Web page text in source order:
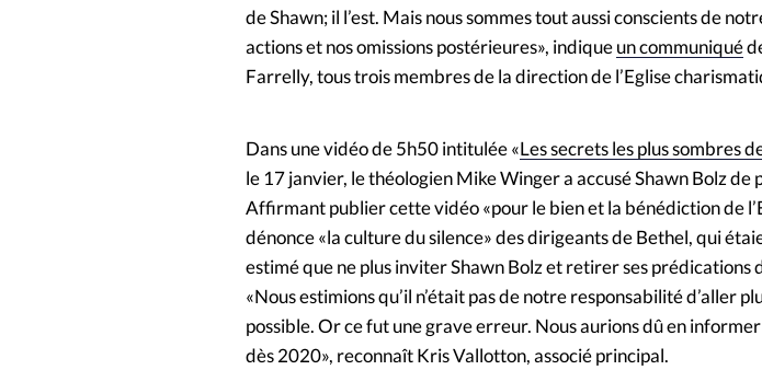
de Shawn; il l’est. Mais nous sommes tout aussi conscients de
actions et nos omissions postérieures», indiqueun communiqué
Farrelly, tous trois membres de la direction de l’Eglise
Dans une vidéo de 5h50 intitulée «Les secrets les plus sombres
le 17 janvier, le théologien Mike Winger a accusé Shawn Bolz de
Affirmant publier cette vidéo «pour le bien et la bénédiction de
dénonce «la culture du silence» des dirigeants de Bethel, qui
estimé que ne plus inviter Shawn Bolz et retirer ses
«Nous estimions qu’il n’était pas de notre responsabilité d’aller
possible. Or ce fut une grave erreur. Nous aurions dû en
dès 2020», reconnaît Kris Vallotton, associé principal.